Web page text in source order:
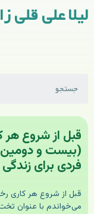
لیلا علی قلی
قبل از شروع هر
(بیست و دومین
فردی برای
قبل از شروع هر کاری
می‌خواندم با عنوان